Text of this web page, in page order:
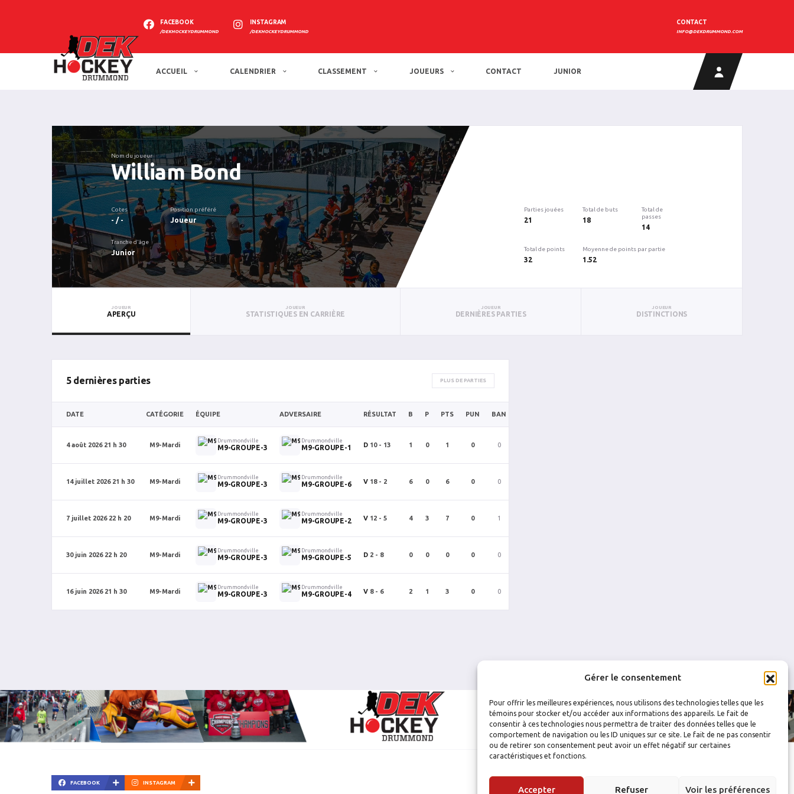
Gérer le consentement
Pour offrir les meilleures expériences, nous utilisons des technologies telles que les
témoins pour stocker et/ou accéder aux informations des appareils. Le fait de
consentir à ces technologies nous permettra de traiter des données telles que le
comportement de navigation ou les ID uniques sur ce site. Le fait de ne pas consentir
ou de retirer son consentement peut avoir un effet négatif sur certaines
caractéristiques et fonctions.
Accepter Refuser Voir les préférences
FACEBOOK
/DEKHOCKEYDRUMMOND
INSTAGRAM
/DEKHOCKEYDRUMMOND
CONTACT
INFO@DEKDRUMMOND.COM
ACCUEIL CALENDRIER CLASSEMENT JOUEURS CONTACT JUNIOR
Nom du joueur
William Bond
Cotes
- / -
Position préféré
Joueur
Tranche d'âge
Junior
Parties jouées
21
Total de buts
18
Total de
passes
14
Total de points
32
Moyenne de points par partie
1.52
JOUEUR
APERÇU
JOUEUR
STATISTIQUES EN CARRIÈRE
JOUEUR
DERNIÈRES PARTIES
JOUEUR
DISTINCTIONS
5 dernières parties PLUS DE PARTIES
DATE CATÉGORIE ÉQUIPE ADVERSAIRE RÉSULTAT B P PTS PUN BAN
4 août 2026 21 h 30 M9-Mardi
Drummondville
M9-GROUPE-3
Drummondville
M9-GROUPE-1 D 10 - 13 1 0 1 0 0
14 juillet 2026 21 h 30 M9-Mardi
Drummondville
M9-GROUPE-3
Drummondville
M9-GROUPE-6 V 18 - 2 6 0 6 0 0
7 juillet 2026 22 h 20 M9-Mardi
Drummondville
M9-GROUPE-3
Drummondville
M9-GROUPE-2 V 12 - 5 4 3 7 0 1
30 juin 2026 22 h 20 M9-Mardi
Drummondville
M9-GROUPE-3
Drummondville
M9-GROUPE-5 D 2 - 8 0 0 0 0 0
16 juin 2026 21 h 30 M9-Mardi
Drummondville
M9-GROUPE-3
Drummondville
M9-GROUPE-4 V 8 - 6 2 1 3 0 0
FACEBOOK INSTAGRAM